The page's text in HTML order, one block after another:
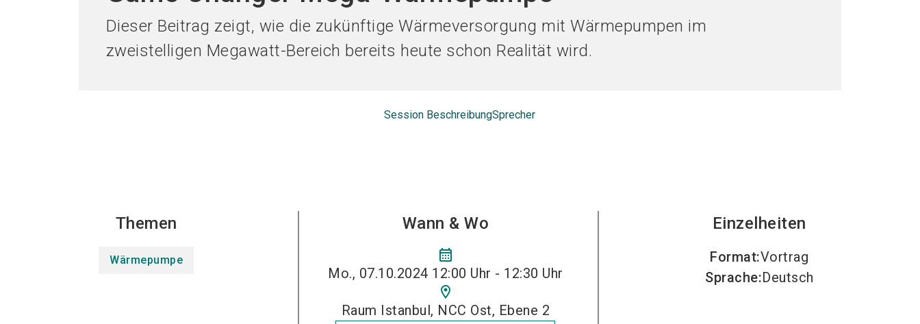
Dieser Beitrag zeigt, wie die zukünftige Wärmeversorgung mit Wärmepumpen im
zweistelligen Megawatt-Bereich bereits heute schon Realität wird.
Session BeschreibungSprecher
Themen
Wärmepumpe
Wann & Wo
calendar_month
Mo., 07.10.2024 12:00 Uhr - 12:30 Uhr
location_on
Raum Istanbul, NCC Ost, Ebene 2
Einzelheiten
Format:Vortrag
Sprache:Deutsch